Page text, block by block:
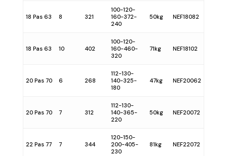
18 Pas 63 8 321
100-120-
160-372-
240
50kg NEF18082
18 Pas 63 10 402
100-120-
160-460-
320
71kg NEF18102
20 Pas 70 6 268
112-130-
140-325-
180
47kg NEF20062
20 Pas 70 7 312
112-130-
140-365-
220
50kg NEF20072
22 Pas 77 7 344
120-150-
200-405-
230
81kg NEF22072